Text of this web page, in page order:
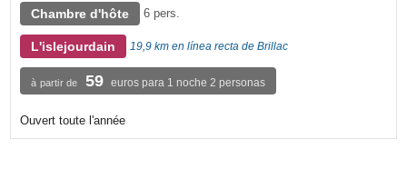
Chambre d'hôte 6 pers.
L'islejourdain 19,9 km en línea recta de Brillac
à partir de 59 euros para 1 noche 2 personas
Ouvert toute l'année